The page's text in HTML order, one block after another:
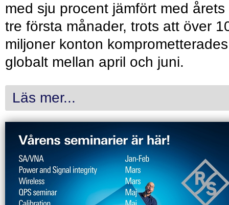
med sju procent jämfört med årets
tre första månader, trots att över
miljoner konton komprometterades
globalt mellan april och juni.
Läs mer...